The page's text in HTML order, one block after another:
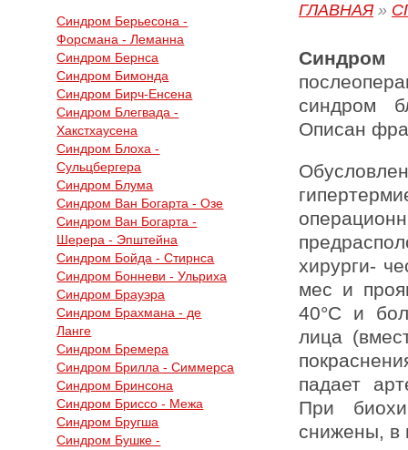
Синдром Берьесона -
Форсмана - Леманна
Синдром Бернса
Синдром Бимонда
Синдром Бирч-Енсена
Синдром Блегвада -
Хакстхаусена
Синдром Блоха -
Сульцбергера
Синдром Блума
Синдром Ван Богарта - Озе
Синдром Ван Богарта -
Шерера - Эпштейна
Синдром Бойда - Стирнса
Синдром Бонневи - Ульриха
Синдром Брауэра
Синдром Брахмана - де
Ланге
Синдром Бремера
Синдром Брилла - Симмерса
Синдром Бринсона
Синдром Бриссо - Межа
Синдром Бругша
Синдром Бушке -
ГЛАВНАЯ»
синдром
Описан
хирурги-
мес и
40°С и
лица
падает
При
снижены, в